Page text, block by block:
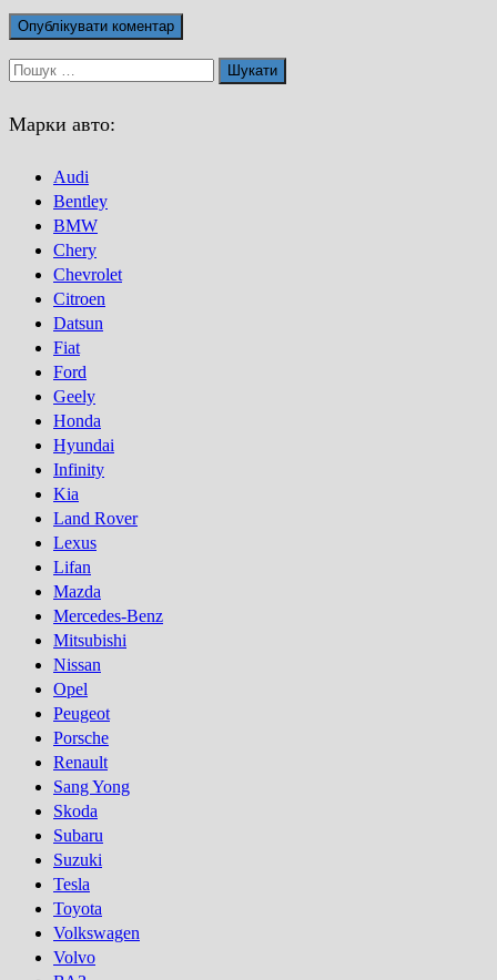
Пошук:
Марки авто:
Audi
Bentley
BMW
Chery
Chevrolet
Citroen
Datsun
Fiat
Ford
Geely
Honda
Hyundai
Infinity
Kia
Land Rover
Lexus
Lifan
Mazda
Mercedes-Benz
Mitsubishi
Nissan
Opel
Peugeot
Porsсhe
Renault
Sang Yong
Skoda
Subaru
Suzuki
Tesla
Toyota
Volkswagen
Volvo